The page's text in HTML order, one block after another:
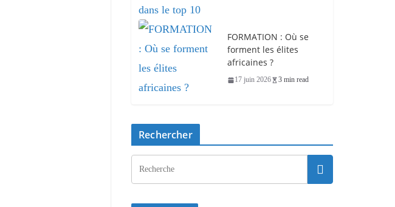
FORMATION : Où se
forment les élites
africaines ?
17 juin 2026 3 min read
Rechercher